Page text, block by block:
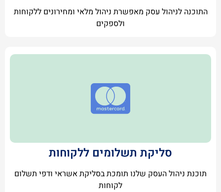
התוכנה לניהול עסק מאפשרת ניהול מלאי ומחירונים ללקוחות
ולספקים
סליקת תשלומים ללקוחות
תוכנת ניהול העסק שלנו תומכת בסליקת אשראי ודפי תשלום
לקוחות